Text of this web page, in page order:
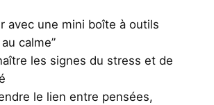
avec une mini boîte à outils
calme”
les signes du stress et de
le lien entre pensées,